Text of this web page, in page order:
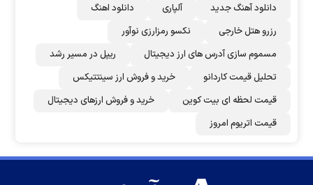
دانلود آهنگ جدید
آلپاری
دانلود اهنگ
رزرو هتل خارجی
نکسو رمزارزی نوآور
مسموم سازی آدرس های ارز دیجیتال
ریپل در مسیر رشد
تحلیل قیمت کاردانو
خرید و فروش ارز سینتتیکس
قیمت لحظه ای بیت کوین
خرید و فروش ارزهای دیجیتال
قیمت اتریوم امروز